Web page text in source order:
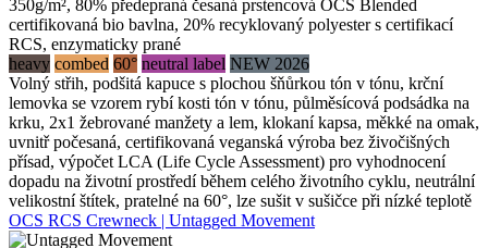
350g/m², 80% předepraná česaná prstencová OCS Blended
certifikovaná bio bavlna, 20% recyklovaný polyester s certifikací
RCS, enzymaticky prané
heavy combed 60° neutral label NEW 2026
Volný střih, podšitá kapuce s plochou šňůrkou tón v tónu, krční
lemovka se vzorem rybí kosti tón v tónu, půlměsícová podsádka na
krku, 2x1 žebrované manžety a lem, klokaní kapsa, měkké na omak,
uvnitř počesaná, certifikovaná veganská výroba bez živočišných
přísad, výpočet LCA (Life Cycle Assessment) pro vyhodnocení
dopadu na životní prostředí během celého životního cyklu, neutrální
velikostní štítek, pratelné na 60°, lze sušit v sušičce při nízké teplotě
OCS RCS Crewneck | Untagged Movement